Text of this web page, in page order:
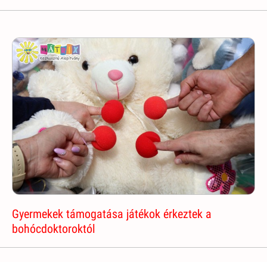
Gyermekek támogatása játékok érkeztek a
bohócdoktoroktól